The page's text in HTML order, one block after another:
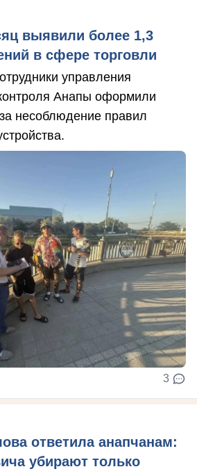
выявили более 1,3
в сфере торговли
управления
Анапы оформили
несоблюдение правил
3
ответила анапчанам:
убирают только